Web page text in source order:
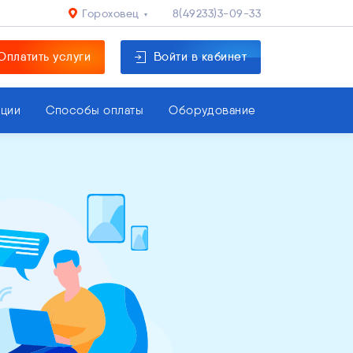
Гороховец 8(49233)3-09-33
услуги Войти в кабинет
Способы оплаты Оборудование